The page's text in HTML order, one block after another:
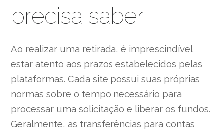
precisa saber
Ao realizar uma retirada, é imprescindível
estar atento aos prazos estabelecidos pelas
plataformas. Cada site possui suas próprias
normas sobre o tempo necessário para
processar uma solicitação e liberar os fundos.
Geralmente, as transferências para contas